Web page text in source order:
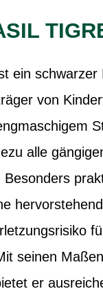
ein schwarzer
von
alle
Besonders
seinen
er